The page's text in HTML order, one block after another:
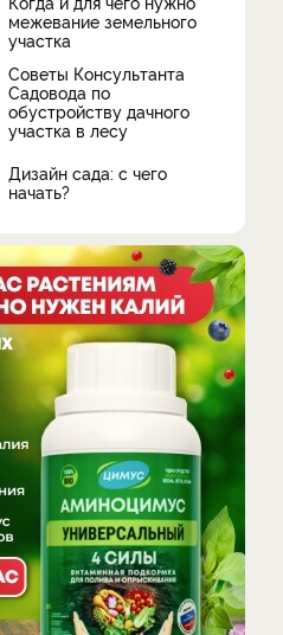
межевание земельного
участка
Советы Консультанта
Садовода по
обустройству дачного
участка в лесу
Дизайн сада: с чего
начать?